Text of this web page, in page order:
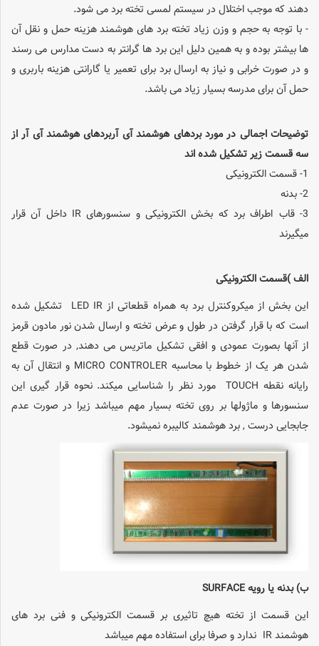
دهند که موجب اختلال در سیستم لمسی تخته برد می شود.
- با توجه به حجم و وزن زیاد تخته برد های هوشمند هزینه حمل و نقل آن
ها بیشتر بوده و به همین دلیل این برد ها گرانتر به دست مدارس می رسند
و در صورت خرابی و نیاز به ارسال برد برای تعمیر یا گارانتی هزینه باربری و
حمل آن برای مدرسه بسیار زیاد می باشد.
توضیحات اجمالی در مورد بردهای هوشمند آی آربردهای هوشمند آی آر از
سه قسمت زیر تشکیل شده اند
1- قسمت الکترونیکی
2- بدنه
3- قاب اطراف برد که بخش الکترونیکی و سنسورهای IR داخل آن قرار
میگیرند
الف )قسمت الکترونیکی
این بخش از میکروکنترل برد به همراه قطعاتی از LED IR تشکیل شده
است که با قرار گرفتن در طول و عرض تخته و ارسال شدن نور مادون قرمز
از آنها بصورت عمودی و افقی تشکیل ماتریس می دهند, در صورت قطع
شدن هر یک از خطوط با محاسبه MICRO CONTROLER و انتقال آن به
رایانه نقطه TOUCH مورد نظر را شناسایی میکند. نحوه قرار گیری این
سنسورها و ماژولها بر روی تخته بسیار مهم میباشد زیرا در صورت عدم
جابجایی درست , برد هوشمند کالیبره نمیشود.
ب) بدنه یا رویه SURFACE
این قسمت از تخته هیچ تاثیری بر قسمت الکترونیکی و فنی برد های
هوشمند IR ندارد و صرفا برای استفاده مهم میباشد